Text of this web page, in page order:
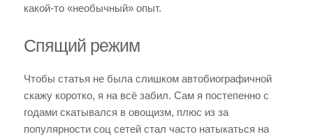
какой-то «необычный» опыт.
Спящий режим
Чтобы статья не была слишком автобиографичной
скажу коротко, я на всё забил. Сам я постепенно с
годами скатывался в овощизм, плюс из за
популярности соц сетей стал часто натыкаться на